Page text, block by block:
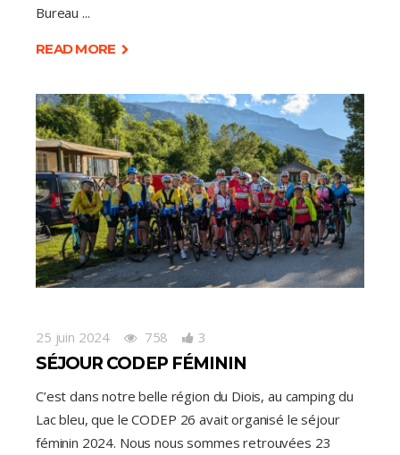
Bureau
READ MORE
25 juin 2024 758 3
SÉJOUR CODEP FÉMININ
C’est dans notre belle région du Diois, au camping du
Lac bleu, que le CODEP 26 avait organisé le séjour
féminin 2024. Nous nous sommes retrouvées 23